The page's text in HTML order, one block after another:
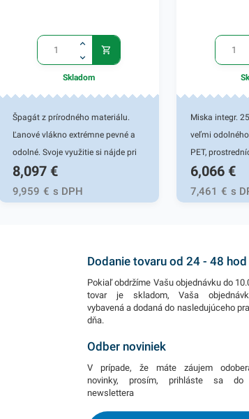
Skladom
Špagát z prírodného materiálu.
Ľanové vlákno extrémne pevné a
odolné. Svoje využitie si nájde pri
uskladňovaní, pri balíkovej
preprave, pri archivácii, v
kanceláriách aj
8,097 €
9,959 € s DPH
Miska integr.
veľmi
PET,
praktickým
rôznych
či iných
ktoré ponúkajú
pevná, PET
udržateľný pre
ponuke
produkty, ktoré
6,066 €
7,461 € s
Dodanie tovaru od 24 - 48 hod
Pokiaľ obdržíme Vašu objednávku do
tovar je skladom, Vaša
vybavená a dodaná do nasledujúceho
dňa.
Odber noviniek
V prípade, že máte záujem
novinky, prosím, prihláste sa do
newslettera